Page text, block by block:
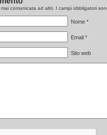
mai comunicata ad altri. I campi obbligatori
Nome *
Email *
Sito web